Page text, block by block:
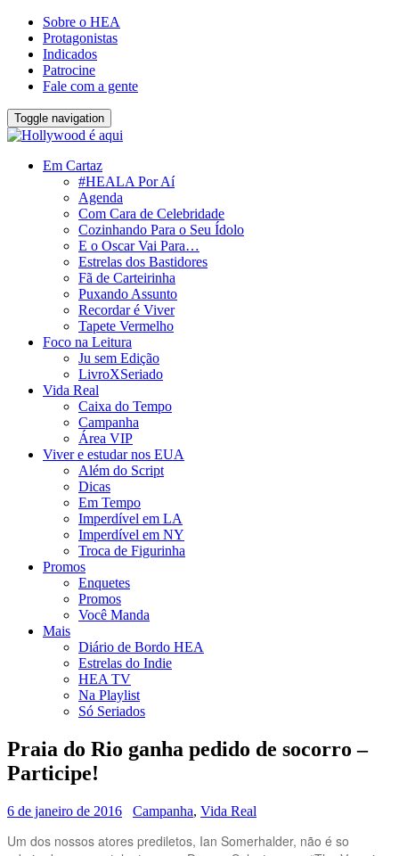
Sobre o HEA
Protagonistas
Indicados
Patrocine
Fale com a gente
Toggle navigation
Em Cartaz
#HEALA Por Aí
Agenda
Com Cara de Celebridade
Cozinhando Para o Seu Ídolo
E o Oscar Vai Para…
Estrelas dos Bastidores
Fã de Carteirinha
Puxando Assunto
Recordar é Viver
Tapete Vermelho
Foco na Leitura
Ju sem Edição
LivroXSeriado
Vida Real
Caixa do Tempo
Campanha
Área VIP
Viver e estudar nos EUA
Além do Script
Dicas
Em Tempo
Imperdível em LA
Imperdível em NY
Troca de Figurinha
Promos
Enquetes
Promos
Você Manda
Mais
Diário de Bordo HEA
Estrelas do Indie
HEA TV
Na Playlist
Só Seriados
Praia do Rio ganha pedido de socorro –
Participe!
6 de janeiro de 2016 Campanha, Vida Real
Um dos nossos atores prediletos, Ian Somerhalder, não é so